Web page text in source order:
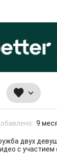
9
двух
с участием